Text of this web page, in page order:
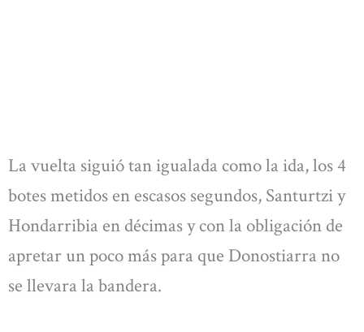
La vuelta siguió tan igualada como la ida, los 4
botes metidos en escasos segundos, Santurtzi y
Hondarribia en décimas y con la obligación de
apretar un poco más para que Donostiarra no
se llevara la bandera.